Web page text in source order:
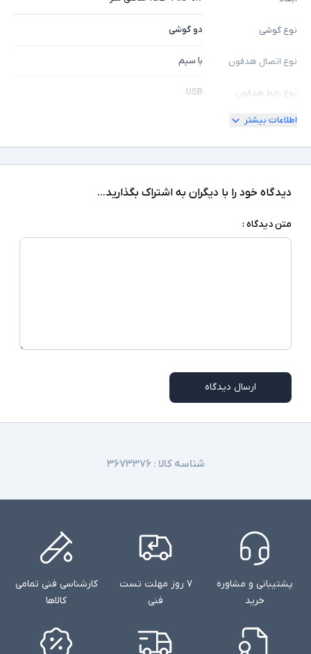
نوع گوشی دو گوشی
نوع اتصال هدفون با سیم
نوع رابط هدفون USB
قابلیت شارژ
اطلاعات بیشتر
دیدگاه خود را با دیگران به اشتراک بگذارید...
متن دیدگاه :
ارسال دیدگاه
شناسه کالا :۳۶۷۳۳۷۶
پشتیبانی و مشاوره
خرید
۷ روز مهلت تست
فنی
کارشناسی فنی تمامی
کالاها